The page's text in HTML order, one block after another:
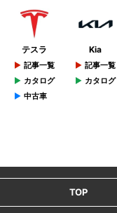
テスラ
記事一覧
カタログ
中古車
Kia
記事一覧
カタログ
TOP